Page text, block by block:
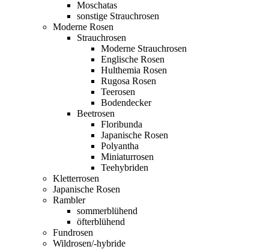
Moschatas
sonstige Strauchrosen
Moderne Rosen
Strauchrosen
Moderne Strauchrosen
Englische Rosen
Hulthemia Rosen
Rugosa Rosen
Teerosen
Bodendecker
Beetrosen
Floribunda
Japanische Rosen
Polyantha
Miniaturrosen
Teehybriden
Kletterrosen
Japanische Rosen
Rambler
sommerblühend
öfterblühend
Fundrosen
Wildrosen/-hybride